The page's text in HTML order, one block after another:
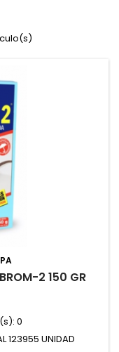
2 150 GR
0
123955 UNIDAD